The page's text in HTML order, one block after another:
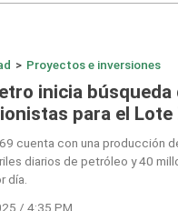
> Proyectos e inversiones
inicia búsqueda
para el Lote
cuenta con una producción
diarios de petróleo y 40
día.
/ 4:35 PM